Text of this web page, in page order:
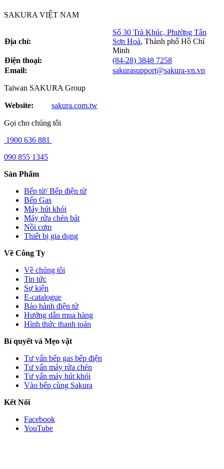
SAKURA VIỆT NAM
Địa chỉ:
Số 30 Trà Khúc, Phường Tân
Sơn Hoà, Thành phố Hồ Chí
Minh
Điện thoại:
(84-28) 3848 7258
Email:
sakurasupport@sakura-vn.vn
Taiwan SAKURA Group
Website: sakura.com.tw
Gọi cho chúng tôi
1900 636 881
090 855 1345
Sản Phẩm
Bếp từ/ Bếp điện từ
Bếp Gas
Máy hút khói
Máy rửa chén bát
Nồi cơm
Thiết bị gia dụng
Về Công Ty
Về chúng tôi
Tin tức
Sự kiện
E-catalogue
Bảo hành điện tử
Hướng dẫn mua hàng
Hình thức thanh toán
Bí quyết và Mẹo vặt
Tư vấn bếp gas bếp điện
Tư vấn máy rửa chén
Tư vấn máy hút khói
Vào bếp cùng Sakura
Kết Nối
Facebook
YouTube